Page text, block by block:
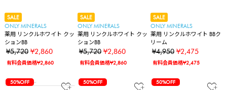
SALE
ONLY MINERALS
薬用 リンクルホワイト クッ
ションBB
¥5,720 ¥2,860
有料会員価格¥2,860
SALE
ONLY MINERALS
薬用 リンクルホワイト クッ
ションBB
¥5,720 ¥2,860
有料会員価格¥2,860
SALE
ONLY MINERALS
薬用 リンクルホワイト BBク
リーム
¥4,950 ¥2,475
有料会員価格¥2,475
50%OFF 50%OFF 50%OFF